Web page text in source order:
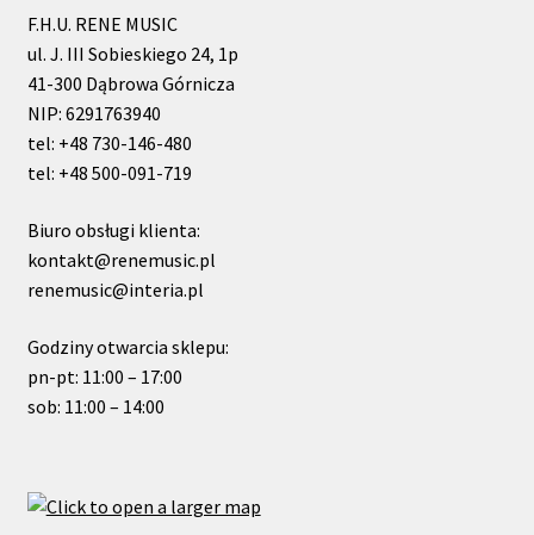
F.H.U. RENE MUSIC
ul. J. III Sobieskiego 24, 1p
41-300 Dąbrowa Górnicza
NIP: 6291763940
tel: +48 730-146-480
tel: +48 500-091-719
Biuro obsługi klienta:
kontakt@renemusic.pl
renemusic@interia.pl
Godziny otwarcia sklepu:
pn-pt: 11:00 – 17:00
sob: 11:00 – 14:00